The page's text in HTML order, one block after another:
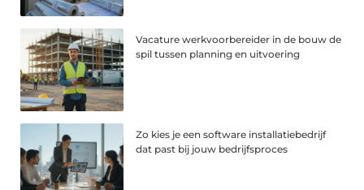
Vacature werkvoorbereider in de bouw de
spil tussen planning en uitvoering
Zo kies je een software installatiebedrijf
dat past bij jouw bedrijfsproces